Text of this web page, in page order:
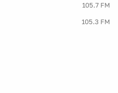
105.7 FM
105.3 FM